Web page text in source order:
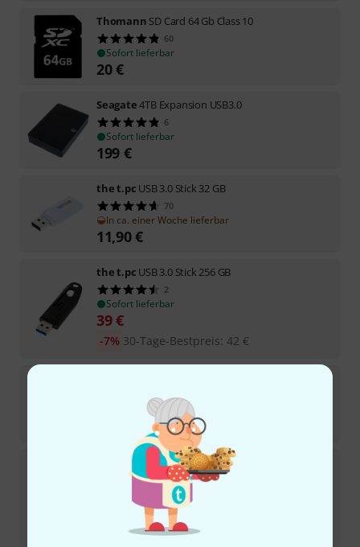
Thomann SD Card 64 Gb Class 10
60
Sofort lieferbar
20€
Seagate4TB Expansion USB3.0
6
Sofort lieferbar
199 €
the t.pc USB 3.0 Stick 32 GB
70
In ca. einer Woche lieferbar
11,90€
the t.pc USB 3.0 Stick 256 GB
2
Sofort lieferbar
39€
30-Tage-Bestpreis: 42 €
-7%
104
Sofort lieferbar
the t.pc Compact Flash CF Adapter
105
Sofort lieferbar
€
UVP:12,90 €